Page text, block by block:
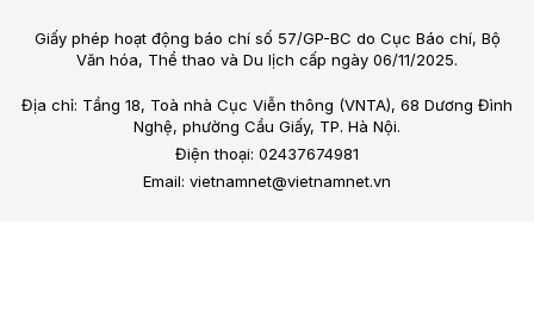
Giấy phép hoạt động báo chí số 57/GP-BC do Cục Báo chí, Bộ
Văn hóa, Thể thao và Du lịch cấp ngày 06/11/2025.
Địa chỉ: Tầng 18, Toà nhà Cục Viễn thông (VNTA), 68 Dương Đình
Nghệ, phường Cầu Giấy, TP. Hà Nội.
Điện thoại: 02437674981
Email: vietnamnet@vietnamnet.vn